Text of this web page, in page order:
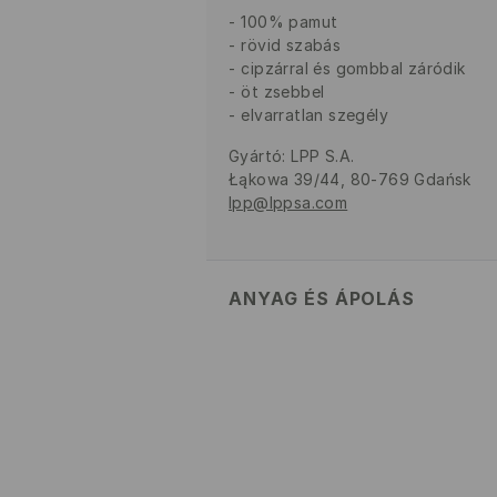
100% pamut
rövid szabás
cipzárral és gombbal záródik
öt zsebbel
elvarratlan szegély
Gyártó: LPP S.A.
Łąkowa 39/44, 80-769 Gdańsk
lpp@lppsa.com
ANYAG ÉS ÁPOLÁS